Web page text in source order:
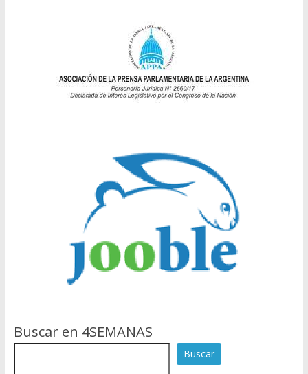
Buscar en 4SEMANAS
Buscar